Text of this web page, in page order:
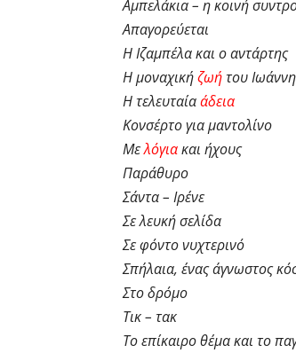
Αμπελάκια – η κοινή
Απαγορεύεται
Η Ιζαμπέλα και ο αντάρτης
Η μοναχικήζωήτου
Η τελευταίαάδεια
Κονσέρτο για μαντολίνο
Μελόγιακαι ήχους
Παράθυρο
Σάντα – Ιρένε
Σε λευκή σελίδα
Σε φόντο νυχτερινό
Σπήλαια, ένας άγνωστος
Στο δρόμο
Τικ – τακ
Το επίκαιρο θέμα και το